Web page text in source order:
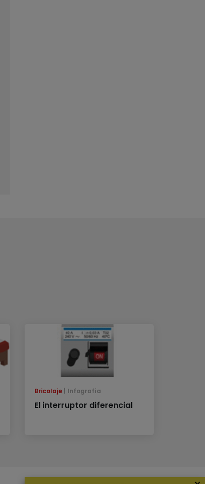
Bricolaje Infografía
El interruptor diferencial